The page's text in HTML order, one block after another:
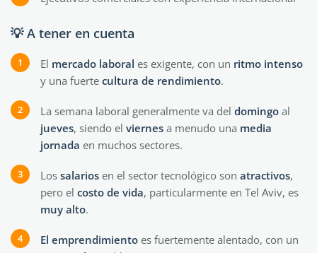
💡 A tener en cuenta
El mercado laboral es exigente, con un ritmo intenso
y una fuerte cultura de rendimiento.
La semana laboral generalmente va del domingo al
jueves, siendo el viernes a menudo una media
jornada en muchos sectores.
Los salarios en el sector tecnológico son atractivos,
pero el costo de vida, particularmente en Tel Aviv, es
muy alto.
El emprendimiento es fuertemente alentado, con un